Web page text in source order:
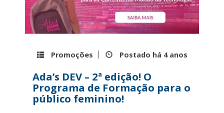
Promoções Postado há 4 anos
Ada’s DEV – 2ª edição! O
Programa de Formação para o
público feminino!